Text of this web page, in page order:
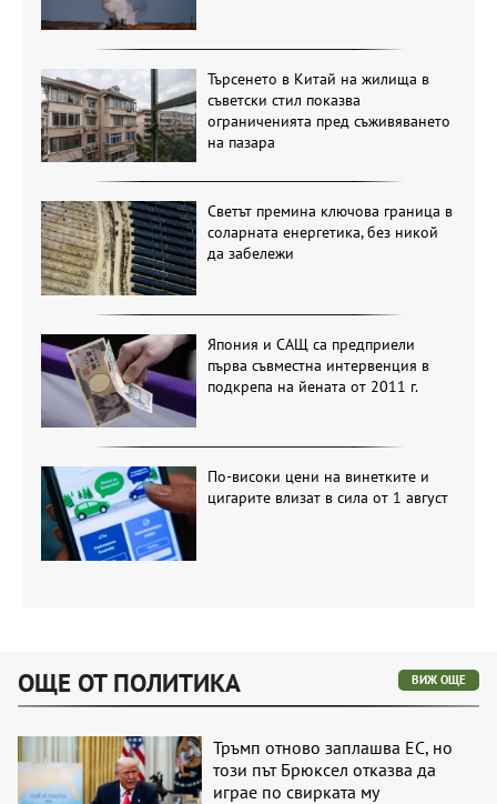
Търсенето в Китай на жилища в
съветски стил показва
ограниченията пред съживяването
на пазара
Светът премина ключова граница в
соларната енергетика, без никой
да забележи
Япония и САЩ са предприели
първа съвместна интервенция в
подкрепа на йената от 2011 г.
По-високи цени на винетките и
цигарите влизат в сила от 1 август
ОЩЕ ОТ ПОЛИТИКА ВИЖ ОЩЕ
Тръмп отново заплашва ЕС, но
този път Брюксел отказва да
играе по свирката му